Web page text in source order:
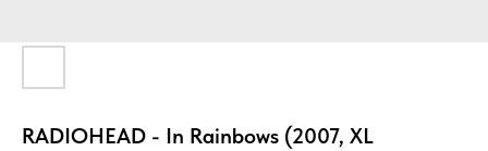
RADIOHEAD - In Rainbows (2007, XL